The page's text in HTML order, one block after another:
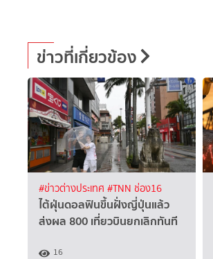
ข่าวที่เกี่ยวข้อง
#ข่าวต่างประเทศ #TNN ช่อง16
ไต้ฝุ่นดอลฟินขึ้นฝั่งญี่ปุ่นแล้ว
ส่งผล 800 เที่ยวบินยกเลิกทันที
16